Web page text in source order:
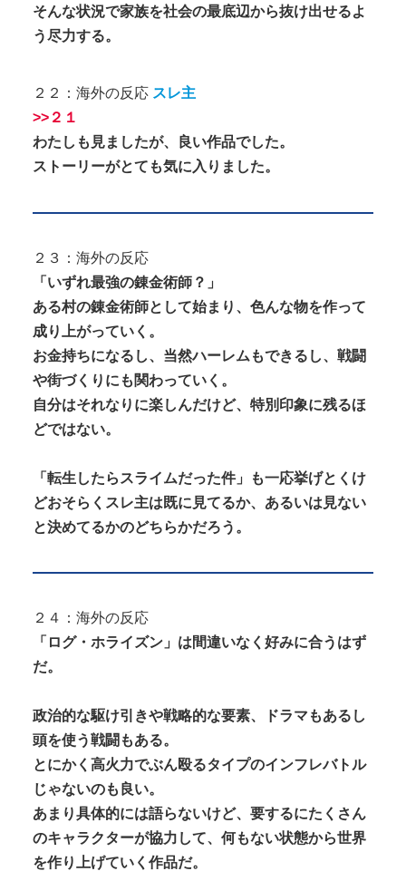
そんな状況で家族を社会の最底辺から抜け出せるよ
う尽力する。
２２：海外の反応 スレ主
>>２１
わたしも見ましたが、良い作品でした。
ストーリーがとても気に入りました。
２３：海外の反応
「いずれ最強の錬金術師？」
ある村の錬金術師として始まり、色んな物を作って
成り上がっていく。
お金持ちになるし、当然ハーレムもできるし、戦闘
や街づくりにも関わっていく。
自分はそれなりに楽しんだけど、特別印象に残るほ
どではない。
「転生したらスライムだった件」も一応挙げとくけ
どおそらくスレ主は既に見てるか、あるいは見ない
と決めてるかのどちらかだろう。
２４：海外の反応
「ログ・ホライズン」は間違いなく好みに合うはず
だ。
政治的な駆け引きや戦略的な要素、ドラマもあるし
頭を使う戦闘もある。
とにかく高火力でぶん殴るタイプのインフレバトル
じゃないのも良い。
あまり具体的には語らないけど、要するにたくさん
のキャラクターが協力して、何もない状態から世界
を作り上げていく作品だ。